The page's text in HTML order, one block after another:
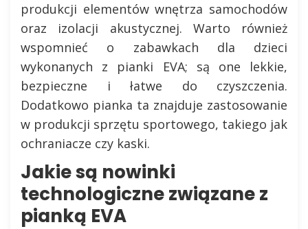
produkcji elementów wnętrza samochodów
oraz izolacji akustycznej. Warto również
wspomnieć o zabawkach dla dzieci
wykonanych z pianki EVA; są one lekkie,
bezpieczne i łatwe do czyszczenia.
Dodatkowo pianka ta znajduje zastosowanie
w produkcji sprzętu sportowego, takiego jak
ochraniacze czy kaski.
Jakie są nowinki
technologiczne związane z
pianką EVA